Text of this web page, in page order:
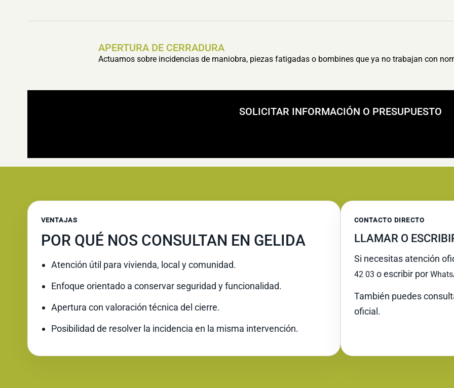
APERTURA DE CERRADURA
Actuamos sobre incidencias de maniobra, piezas fatigadas o bombines que ya no trabajan con
SOLICITAR INFORMACIÓN O PRESUPUESTO
VENTAJAS
POR QUÉ NOS CONSULTAN EN GELIDA
Atención útil para vivienda, local y comunidad.
Enfoque orientado a conservar seguridad y funcionalidad.
Apertura con valoración técnica del cierre.
Posibilidad de resolver la incidencia en la misma intervención.
CONTACTO DIRECTO
LLAMAR O
Si necesitas atención
42 03 o escribir por
También puedes
oficial.